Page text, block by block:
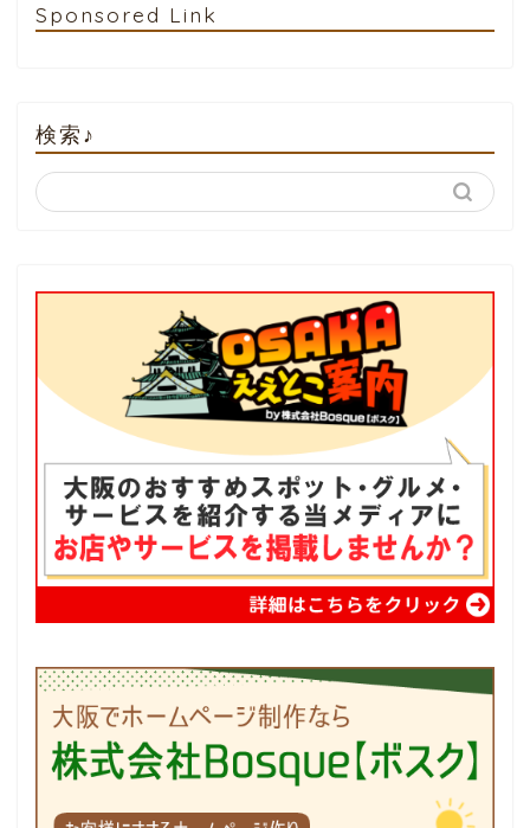
Sponsored Link
検索♪